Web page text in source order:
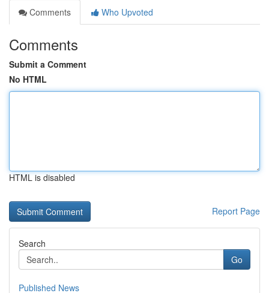
Comments
Who Upvoted
Comments
Submit a Comment
No HTML
HTML is disabled
Report Page
Search
Go
Published News